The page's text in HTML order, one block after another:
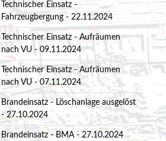
Technischer Einsatz -
Fahrzeugbergung - 22.11.2024
Technischer Einsatz - Aufräumen
nach VU - 09.11.2024
Technischer Einsatz - Aufräumen
nach VU - 07.11.2024
Brandeinsatz - Löschanlage ausgelöst
- 27.10.2024
Brandeinsatz - BMA - 27.10.2024